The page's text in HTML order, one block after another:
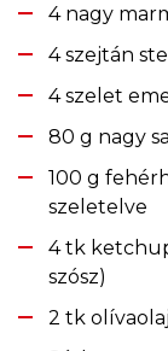
4 nagy
4 szejtán
4 szelet
80 g nagy
100 g
szeletelve
4 tk
szósz)
2 tk olívaolaj